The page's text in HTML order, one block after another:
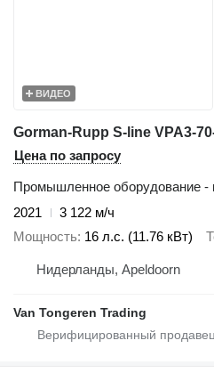
ВИДЕО
Цена по запросу
Промышленное оборудование -
2021
3 122 м/ч
Мощность 16 л.с. (11.76 кВт)
Нидерланды, Apeldoorn
Van Tongeren Trading